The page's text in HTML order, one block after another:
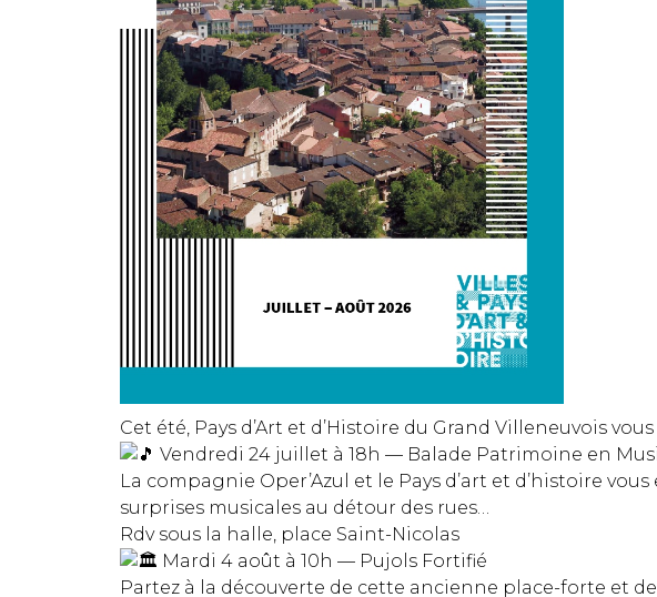
Cet été, Pays d’Art et d’Histoire du Grand Villeneuvoisvous
Vendredi 24 juillet à 18h — Balade Patrimoine en
La compagnie Oper’Azul et le Pays d’art et d’histoire
surprises musicales au détour des rues…
Rdv sous la halle, place Saint-Nicolas
Mardi 4 août à 10h — Pujols Fortifié
Partez à la découverte de cette ancienne place-forte et